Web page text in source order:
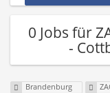
0 Jobs für
-
Brandenburg